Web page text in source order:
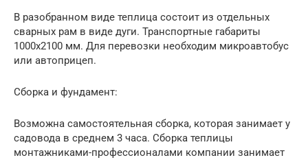
В разобранном виде теплица состоит из отдельных
сварных рам в виде дуги. Транспортные габариты
1000х2100 мм. Для перевозки необходим микроавтобус
или автоприцеп.
Сборка и фундамент:
Возможна самостоятельная сборка, которая занимает у
садовода в среднем 3 часа. Сборка теплицы
монтажниками-профессионалами компании занимает